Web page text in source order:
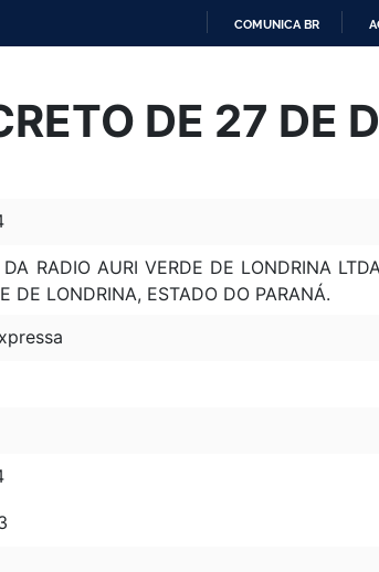
O
CONTEÚDO
COMUNICA BR
DE 27 DE
RADIO AURI VERDE DE LONDRINA
DE LONDRINA, ESTADO DO PARANÁ.